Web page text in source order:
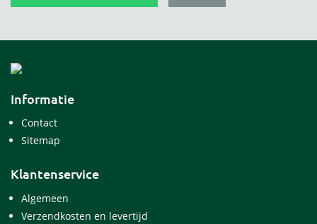
Informatie
Contact
Sitemap
Klantenservice
Algemeen
Verzendkosten en levertijd